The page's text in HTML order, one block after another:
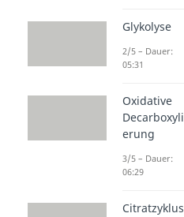
gefüllt sind.
Haarzellen,
Bewegung
können.
wichtig,
Glykolyse
2/5 – Dauer:
05:31
Oxidative
Decarboxyli
erung
3/5 – Dauer:
06:29
Citratzyklus